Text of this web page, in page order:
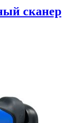
сканер